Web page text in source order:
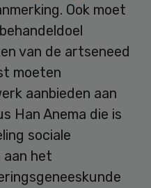
Ook moet
van de artseneed
moeten
aanbieden aan
Han Anema die is
sociale
aan het